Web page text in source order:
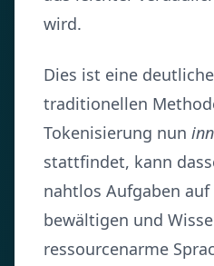
wird.
Dies ist eine
traditionellen
Tokenisierung nun
stattfindet, kann
nahtlos Aufgaben auf
bewältigen und
ressourcenarme